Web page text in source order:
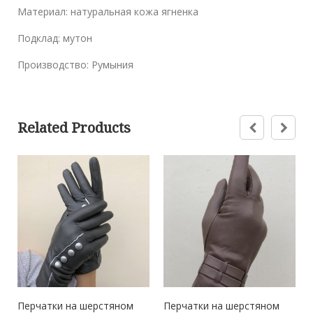
Материал: натуральная кожа ягненка
Подклад: мутон
Производство: Румыния
Related Products
Перчатки на шерстяном Перчатки на шерстяном